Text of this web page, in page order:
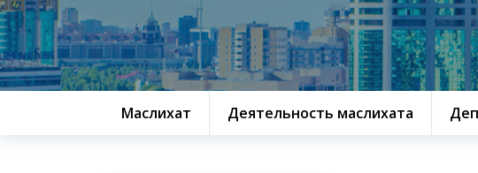
Маслихат Деятельность маслихата